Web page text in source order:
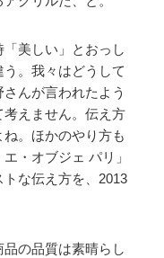
美しい」とおっし
。我々はどうして
んが言われたよう
えません。伝え方
。ほかのやり方も
・オブジェ パリ」
な伝え方を、2013
の品質は素晴らし